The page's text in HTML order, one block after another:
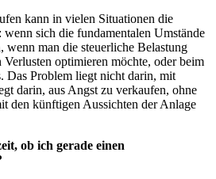
kann in vielen Situationen die
sich die fundamentalen Umstände
wenn man die steuerliche Belastung
optimieren möchte, oder beim
Das Problem liegt nicht darin, mit
darin, aus Angst zu verkaufen, ohne
den künftigen Aussichten der Anlage
ob ich gerade einen